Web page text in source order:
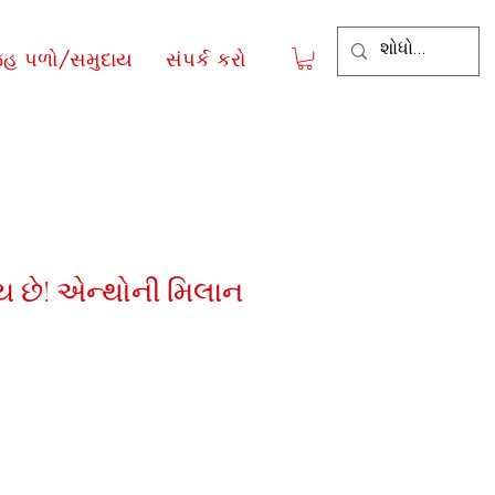
પળો/સમુદાય સંપર્ક કરો
છે! એન્થોની મિલાન